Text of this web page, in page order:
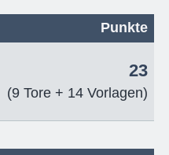
Punkte
23
(9 Tore + 14 Vorlagen)